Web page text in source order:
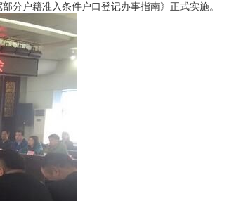
分户籍准入条件户口登记办事指南》正式实施。